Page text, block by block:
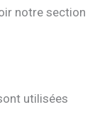
notre section
utilisées